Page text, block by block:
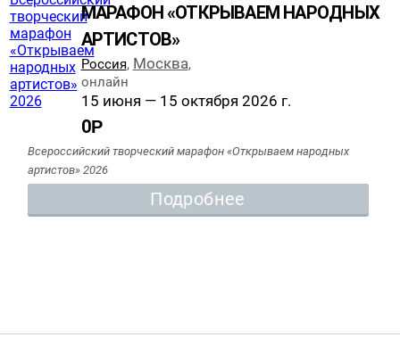
МАРАФОН «ОТКРЫВАЕМ НАРОДНЫХ
АРТИСТОВ»
Россия, Москва,
онлайн
15 июня — 15 октября 2026 г.
0Р
Всероссийский творческий марафон «Открываем народных
артистов» 2026
Подробнее